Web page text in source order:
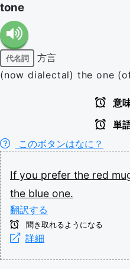
tone
代名詞
方言
(now dialectal) the one
意
単
このボタンはなに？
If you prefer the red
the blue one.
翻訳する
聞き取れるようになる
詳細